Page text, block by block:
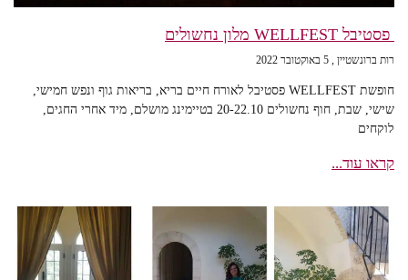
פסטיבל WELLFEST מלון נחשולים
רות ברונשטיין 5 באוקטובר 2022
חופשת WELLFEST פסטיבל לאורח חיים בריא, בריאות גוף ונפש חמישי,
שישי, שבת, חוף נחשולים 20-22.10 בטיימינג מושלם, מיד אחרי החגים,
לוקחים
קראו עוד...